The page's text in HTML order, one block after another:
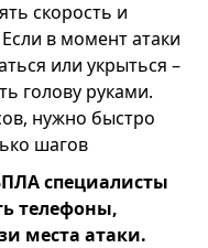
скорость и
в момент атаки
или укрыться –
голову руками.
нужно быстро
шагов
специалисты
телефоны,
места атаки.